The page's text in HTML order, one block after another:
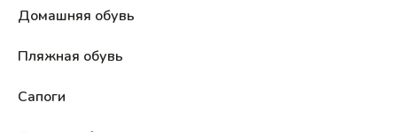
Домашняя обувь
Пляжная обувь
Сапоги